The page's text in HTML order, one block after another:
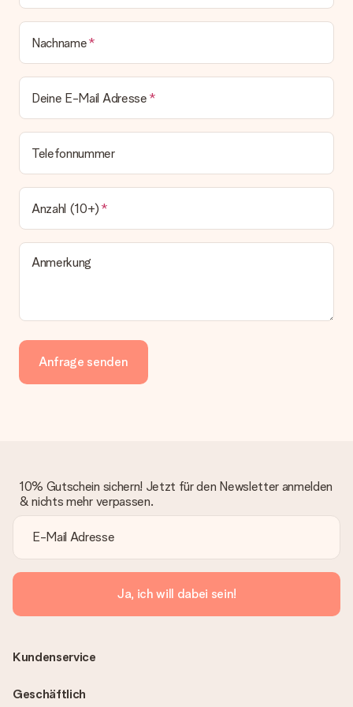
Nachname
Deine E-Mail Adresse
Telefonnummer
Anzahl (10+)
Anmerkung
Anfrage senden
10% Gutschein sichern! Jetzt für den Newsletter anmelden
& nichts mehr verpassen.
Ja, ich will dabei sein!
Kundenservice
Geschäftlich